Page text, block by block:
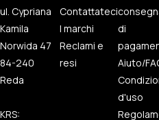
ul. Cypriana
Kamila
Norwida 47
84-240
Reda
KRS:
Contattateci
I marchi
Reclami e
resi
di
Aiuto/
d'uso